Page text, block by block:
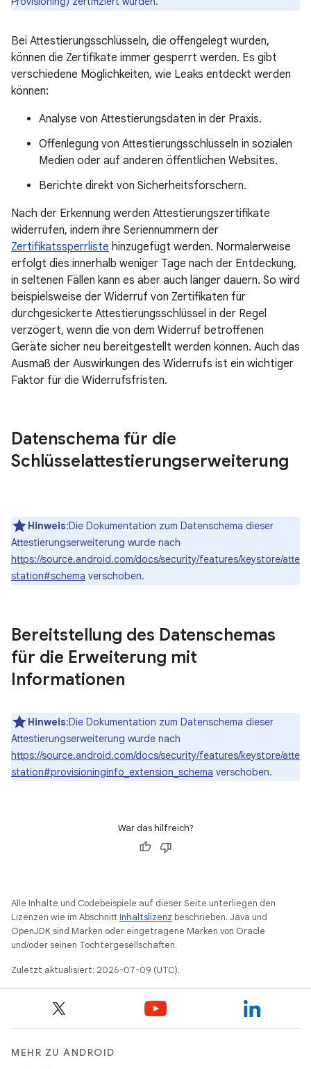
Bei Attestierungsschlüsseln, die offengelegt wurden,
können die Zertifikate immer gesperrt werden. Es gibt
verschiedene Möglichkeiten, wie Leaks entdeckt werden
können:
Analyse von Attestierungsdaten in der Praxis.
Offenlegung von Attestierungsschlüsseln in sozialen
Medien oder auf anderen öffentlichen Websites.
Berichte direkt von Sicherheitsforschern.
Nach der Erkennung werden Attestierungszertifikate
widerrufen, indem ihre Seriennummern der
Zertifikatssperrliste hinzugefügt werden. Normalerweise
erfolgt dies innerhalb weniger Tage nach der Entdeckung,
in seltenen Fällen kann es aber auch länger dauern. So wird
beispielsweise der Widerruf von Zertifikaten für
durchgesickerte Attestierungsschlüssel in der Regel
verzögert, wenn die von dem Widerruf betroffenen
Geräte sicher neu bereitgestellt werden können. Auch das
Ausmaß der Auswirkungen des Widerrufs ist ein wichtiger
Faktor für die Widerrufsfristen.
Datenschema für die
Schlüsselattestierungserweiterung
Hinweis:Die Dokumentation zum Datenschema dieser
Attestierungserweiterung wurde nach
https://source.android.com/docs/security/features/keystore/atte
station#schema verschoben.
Bereitstellung des Datenschemas
für die Erweiterung mit
Informationen
Hinweis:Die Dokumentation zum Datenschema dieser
Attestierungserweiterung wurde nach
https://source.android.com/docs/security/features/keystore/atte
station#provisioninginfo_extension_schema verschoben.
War das hilfreich?
Alle Inhalte und Codebeispiele auf dieser Seite unterliegen den
Lizenzen wie im AbschnittInhaltslizenz beschrieben. Java und
OpenJDK sind Marken oder eingetragene Marken von Oracle
und/oder seinen Tochtergesellschaften.
Zuletzt aktualisiert: 2026-07-09 (UTC).
MEHR ZU ANDROID